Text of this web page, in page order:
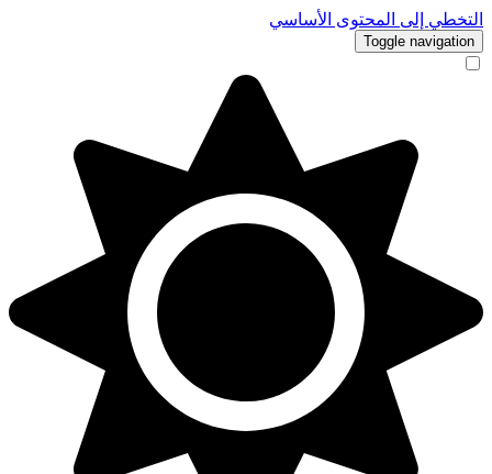
التخطي إلى المحتوى الأساسي
Toggle navigation